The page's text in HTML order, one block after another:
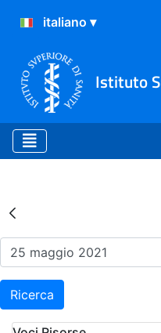
Istituto
Risultati
Ricerca